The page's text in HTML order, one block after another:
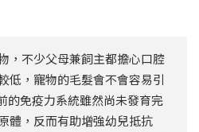
，不少父母兼飼主都擔心口腔
低，寵物的毛髮會不會容易引
的免疫力系統雖然尚未發育完
體，反而有助增強幼兒抵抗